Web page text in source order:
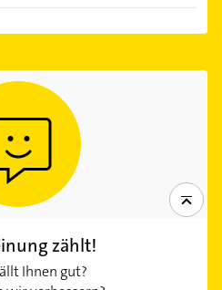
zählt!
Ihnen gut?